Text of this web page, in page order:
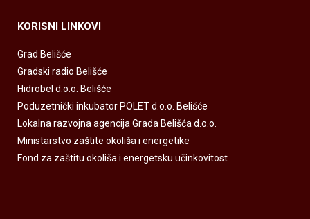
KORISNI LINKOVI
Grad Belišće
Gradski radio Belišće
Hidrobel d.o.o. Belišće
Poduzetnički inkubator POLET d.o.o. Belišće
Lokalna razvojna agencija Grada Belišća d.o.o.
Ministarstvo zaštite okoliša i energetike
Fond za zaštitu okoliša i energetsku učinkovitost